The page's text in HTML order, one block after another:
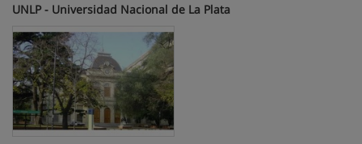
UNLP - Universidad Nacional de La Plata